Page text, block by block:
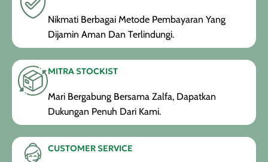
Nikmati Berbagai Metode Pembayaran Yang
Dijamin Aman Dan Terlindungi.
MITRA STOCKIST
Mari Bergabung Bersama Zalfa, Dapatkan
Dukungan Penuh Dari Kami.
CUSTOMER SERVICE